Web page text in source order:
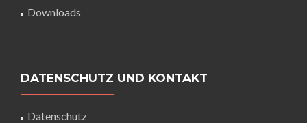
Downloads
DATENSCHUTZ UND KONTAKT
Datenschutz